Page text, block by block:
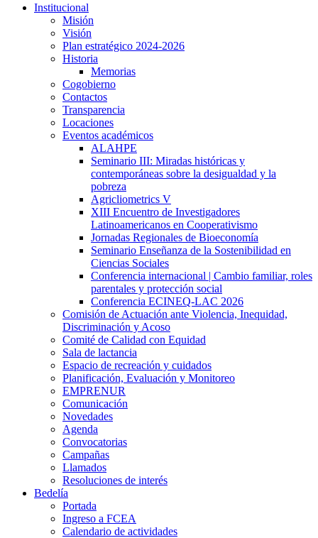
Institucional
Misión
Visión
Plan estratégico 2024-2026
Historia
Memorias
Cogobierno
Contactos
Transparencia
Locaciones
Eventos académicos
ALAHPE
Seminario III: Miradas históricas y
contemporáneas sobre la desigualdad y la
pobreza
Agricliometrics V
XIII Encuentro de Investigadores
Latinoamericanos en Cooperativismo
Jornadas Regionales de Bioeconomía
Seminario Enseñanza de la Sostenibilidad en
Ciencias Sociales
Conferencia internacional | Cambio familiar, roles
parentales y protección social
Conferencia ECINEQ-LAC 2026
Comisión de Actuación ante Violencia, Inequidad,
Discriminación y Acoso
Comité de Calidad con Equidad
Sala de lactancia
Espacio de recreación y cuidados
Planificación, Evaluación y Monitoreo
EMPRENUR
Comunicación
Novedades
Agenda
Convocatorias
Campañas
Llamados
Resoluciones de interés
Bedelía
Portada
Ingreso a FCEA
Calendario de actividades